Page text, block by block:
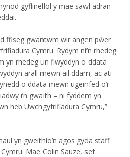
gyflinellol y mae sawl adran
ffiseg gwantwm wir angen pŵer
Cymru. Rydym ni’n rhedeg
yn rhedeg un flwyddyn o ddata
arall mewn ail ddarn, ac ati –
o ddata mewn ugeinfed o’r
i’n gwaith – ni fyddem yn
heb Uwchgyfrifiadura Cymru,”
yn gweithio’n agos gyda staff
Mae Colin Sauze, sef